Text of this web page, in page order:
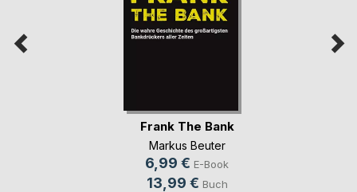
Frank The Bank
Markus Beuter
6,99 € E-Book
13,99 € Buch